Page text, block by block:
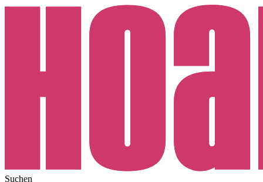
Suchen